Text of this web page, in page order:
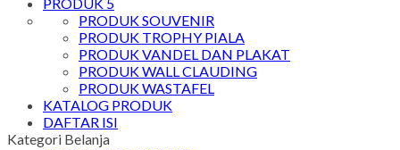
PRODUK SOUVENIR
PRODUK TROPHY PIALA
PRODUK VANDEL DAN PLAKAT
PRODUK WALL CLAUDING
PRODUK WASTAFEL
KATALOG PRODUK
DAFTAR ISI
Kategori Belanja